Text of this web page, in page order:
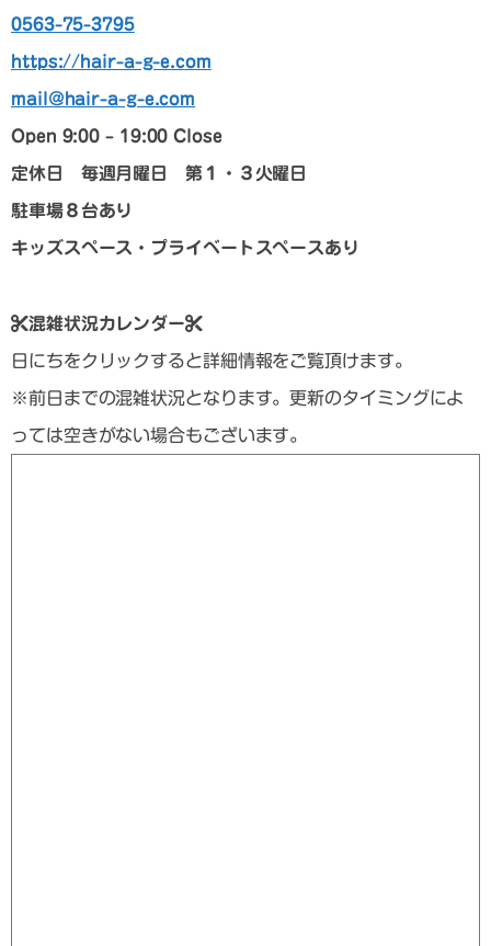
0563-75-3795
https://hair-a-g-e.com
mail@hair-a-g-e.com
Open 9:00 – 19:00 Close
定休日 毎週月曜日 第１・３火曜日
駐車場８台あり
キッズスペース・プライベートスペースあり
混雑状況カレンダー
日にちをクリックすると詳細情報をご覧頂けます。
※前日までの混雑状況となります。更新のタイミングによ
っては空きがない場合もございます。